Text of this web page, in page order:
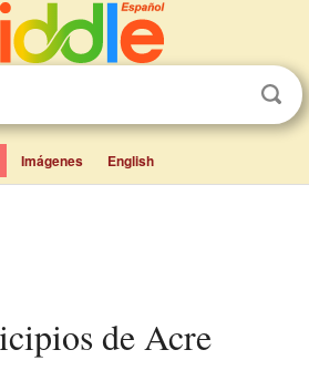
Imágenes English